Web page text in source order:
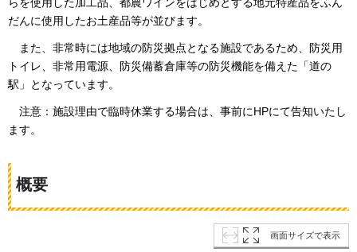
だんに使用したお土産品等が並びます。
また 、非常時には地域の防災拠点となる施設であるため、防災用
トイレ、非常用電源、防災備蓄倉庫等の防災機能を備えた「道の
駅」となっています。
注意：施設理由で臨時休業する場合は、事前にHPにて告知いたし
ます。
概要
画面サイズで表示